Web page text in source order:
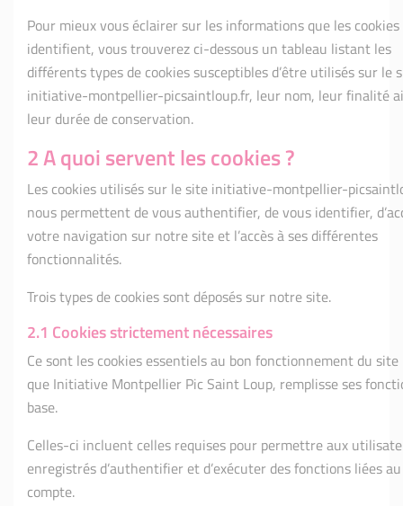
Pour mieux vous éclairer sur les informations que les cookies
identifient, vous trouverez ci-dessous un tableau listant les
différents types de cookies susceptibles d’être utilisés sur le
initiative-montpellier-picsaintloup.fr, leur nom, leur finalité
leur durée de conservation.
2 A quoi servent les cookies ?
Les cookies utilisés sur le site initiative-montpellier-
nous permettent de vous authentifier, de vous identifier,
votre navigation sur notre site et l’accès à ses différentes
fonctionnalités.
Trois types de cookies sont déposés sur notre site.
2.1 Cookies strictement nécessaires
Ce sont les cookies essentiels au bon fonctionnement du site
que Initiative Montpellier Pic Saint Loup, remplisse ses
base.
Celles-ci incluent celles requises pour permettre aux
enregistrés d’authentifier et d’exécuter des fonctions liées au
compte.